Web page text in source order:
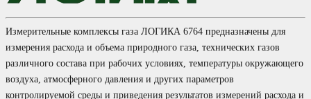
Измерительные комплексы газа ЛОГИКА 6764 предназначены для
измерения расхода и объема природного газа, технических газов
различного состава при рабочих условиях, температуры окружающего
воздуха, атмосферного давления и других параметров
контролируемой среды и приведения результатов измерений расхода и